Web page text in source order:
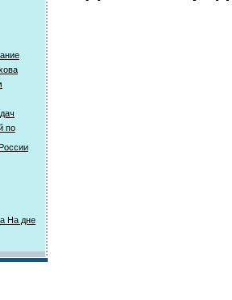
по
На дне